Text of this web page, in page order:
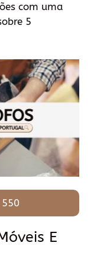
com uma
5
E